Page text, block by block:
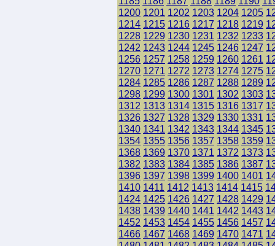
1200 1201 1202 1203 1204 1205
1214 1215 1216 1217 1218 1219
1228 1229 1230 1231 1232 1233
1242 1243 1244 1245 1246 1247
1256 1257 1258 1259 1260 1261
1270 1271 1272 1273 1274 1275
1284 1285 1286 1287 1288 1289
1298 1299 1300 1301 1302 1303
1312 1313 1314 1315 1316 1317
1326 1327 1328 1329 1330 1331
1340 1341 1342 1343 1344 1345
1354 1355 1356 1357 1358 1359
1368 1369 1370 1371 1372 1373
1382 1383 1384 1385 1386 1387
1396 1397 1398 1399 1400 1401
1410 1411 1412 1413 1414 1415
1424 1425 1426 1427 1428 1429
1438 1439 1440 1441 1442 1443
1452 1453 1454 1455 1456 1457
1466 1467 1468 1469 1470 1471